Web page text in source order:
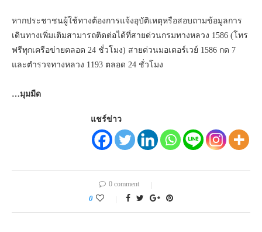
หากประชาชนผู้ใช้ทางต้องการแจ้งอุบัติเหตุหรือสอบถามข้อมูลการ
เดินทางเพิ่มเติมสามารถติดต่อได้ที่สายด่วนกรมทางหลวง 1586 (โทร
ฟรีทุกเครือข่ายตลอด 24 ชั่วโมง) สายด่วนมอเตอร์เวย์ 1586 กด 7
และตำรวจทางหลวง 1193 ตลอด 24 ชั่วโมง
…มุมมืด
แชร์ข่าว
0 comment
0